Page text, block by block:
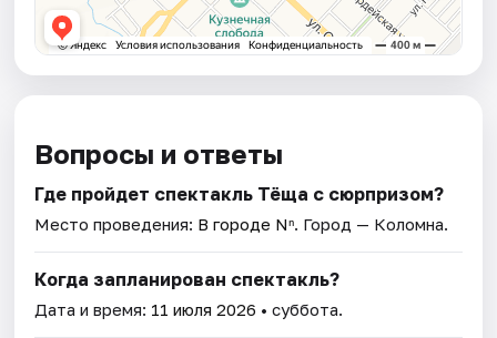
Вопросы и ответы
Где пройдет спектакль Тёща с сюрпризом?
Место проведения: В городе Nⁿ. Город — Коломна.
Когда запланирован спектакль?
Дата и время: 11 июля 2026 • суббота.